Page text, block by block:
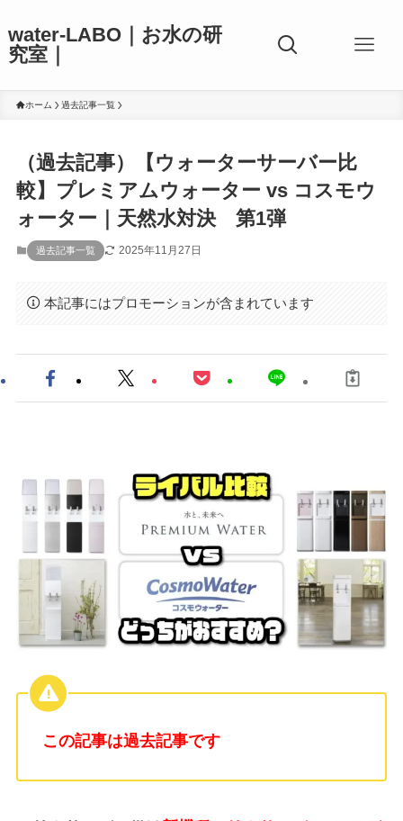
water-LABO｜お水の研
究室｜
ホーム 過去記事一覧
（過去記事）【ウォーターサーバー比
較】プレミアムウォーター vs コスモウ
ォーター｜天然水対決 第1弾
過去記事一覧 2025年11月27日
本記事にはプロモーションが含まれています
この記事は過去記事です